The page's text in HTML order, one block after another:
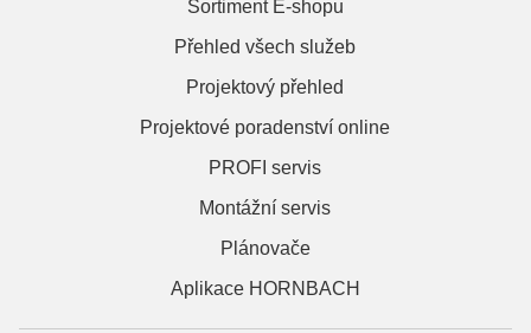
Sortiment E-shopu
Přehled všech služeb
Projektový přehled
Projektové poradenství online
PROFI servis
Montážní servis
Plánovače
Aplikace HORNBACH